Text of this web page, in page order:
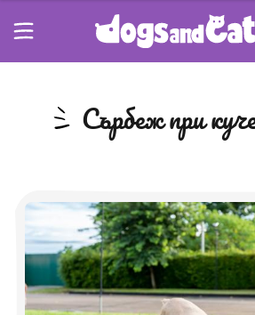
сърбеж при